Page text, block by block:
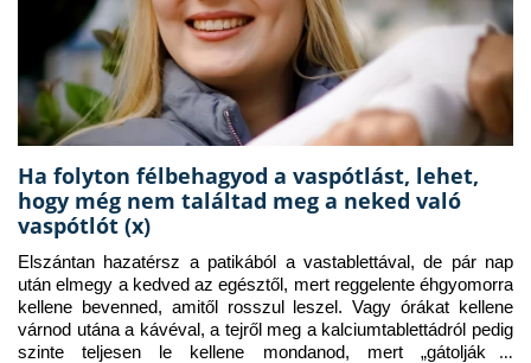
Ha folyton félbehagyod a vaspótlást, lehet,
hogy még nem találtad meg a neked való
vaspótlót (x)
Elszántan hazatérsz a patikából a vastablettával, de pár nap
után elmegy a kedved az egésztől, mert reggelente éhgyomorra
kellene bevenned, amitől rosszul leszel. Vagy órákat kellene
várnod utána a kávéval, a tejről meg a kalciumtablettádról pedig
szinte teljesen le kellene mondanod, mert „gátolják a